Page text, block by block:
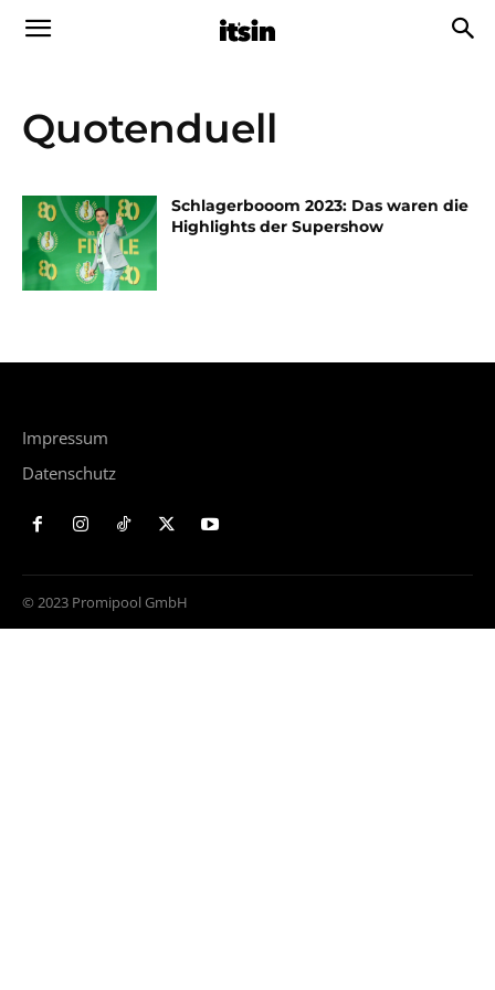
Quotenduell
Schlagerbooom 2023: Das waren die
Highlights der Supershow
Impressum
Datenschutz
© 2023 Promipool GmbH